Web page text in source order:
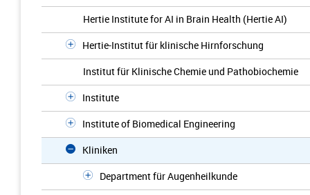
Hertie Institute for AI in Brain Health (Hertie AI)
Hertie-Institut für klinische Hirnforschung
Institut für Klinische Chemie und Pathobiochemie
Institute
Institute of Biomedical Engineering
Kliniken
Department für Augenheilkunde